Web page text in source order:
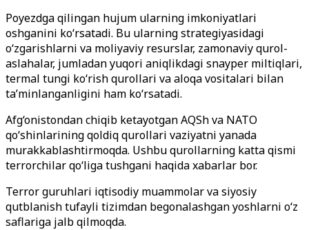
Poyezdga qilingan hujum ularning imkoniyatlari
oshganini ko‘rsatadi. Bu ularning strategiyasidagi
o‘zgarishlarni va moliyaviy resurslar, zamonaviy qurol-
aslahalar, jumladan yuqori aniqlikdagi snayper miltiqlari,
termal tungi ko‘rish qurollari va aloqa vositalari bilan
ta’minlanganligini ham ko‘rsatadi.
Afg‘onistondan chiqib ketayotgan AQSh va NATO
qo‘shinlarining qoldiq qurollari vaziyatni yanada
murakkablashtirmoqda. Ushbu qurollarning katta qismi
terrorchilar qo‘liga tushgani haqida xabarlar bor.
Terror guruhlari iqtisodiy muammolar va siyosiy
qutblanish tufayli tizimdan begonalashgan yoshlarni o‘z
saflariga jalb qilmoqda.